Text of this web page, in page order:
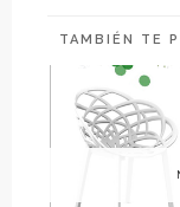
TAMBIÉN TE